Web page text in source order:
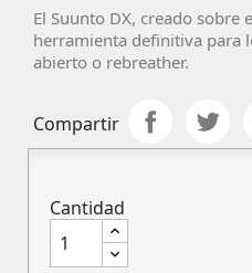
El Suunto DX, creado sobre
herramienta definitiva para
abierto o rebreather.
Compartir
Cantidad